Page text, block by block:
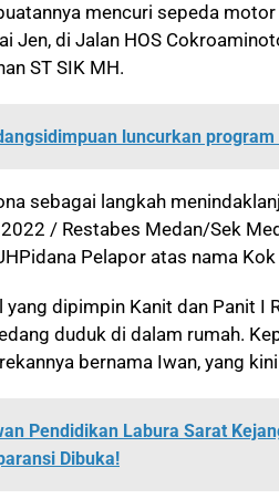
mencuri sepeda
Jen, di Jalan HOS
ST SIK MH.
luncurkan
sebagai langkah
/ Restabes Medan/Sek
Pelapor atas nama Kok
yang dipimpin Kanit dan Panit I
duduk di dalam rumah.
bernama Iwan, yang
Pendidikan Labura Sarat
Dibuka!